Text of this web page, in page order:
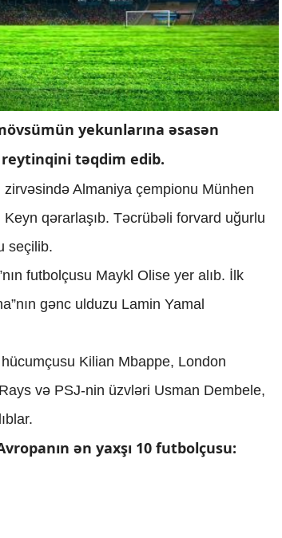
yekunlarına əsasən
reytinqini təqdim edib.
zirvəsində Almaniya çempionu Münhen
Keyn qərarlaşıb. Təcrübəli forvard uğurlu
seçilib.
futbolçusu Maykl Olise yer alıb. İlk
gənc ulduzu Lamin Yamal
hücumçusu Kilian Mbappe, London
və PSJ-nin üzvləri Usman Dembele,
ən yaxşı 10 futbolçusu: